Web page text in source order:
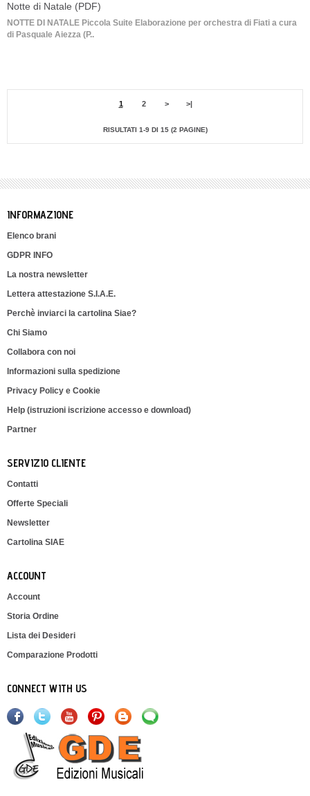
Notte di Natale (PDF)
NOTTE DI NATALE Piccola Suite Elaborazione per orchestra di Fiati a cura
di Pasquale Aiezza (P..
1 2 > >|
RISULTATI 1-9 DI 15 (2 PAGINE)
INFORMAZIONE
Elenco brani
GDPR INFO
La nostra newsletter
Lettera attestazione S.I.A.E.
Perchè inviarci la cartolina Siae?
Chi Siamo
Collabora con noi
Informazioni sulla spedizione
Privacy Policy e Cookie
Help (istruzioni iscrizione accesso e download)
Partner
SERVIZIO CLIENTE
Contatti
Offerte Speciali
Newsletter
Cartolina SIAE
ACCOUNT
Account
Storia Ordine
Lista dei Desideri
Comparazione Prodotti
CONNECT WITH US